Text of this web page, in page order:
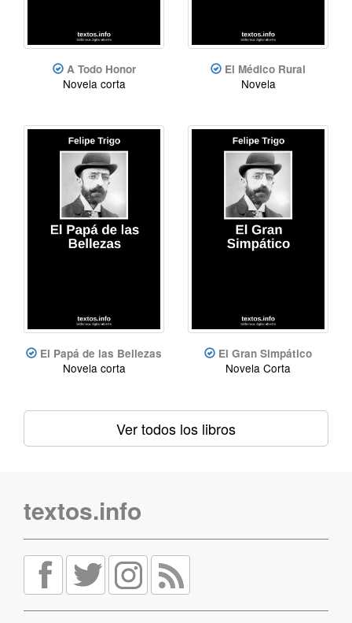
A Todo Honor
Novela corta
El Médico Rural
Novela
El Papá de las Bellezas
Novela corta
El Gran Simpático
Novela Corta
Ver todos los libros
textos.info